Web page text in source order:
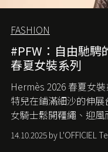
FASHION
#PFW：自由馳騁
春夏女裝系列
Hermès 2026 春夏女
特兒在鋪滿細沙的伸
女騎士鬆開韁繩、迎
從容的態度。
14.10.2025 by L'OFFICIEL